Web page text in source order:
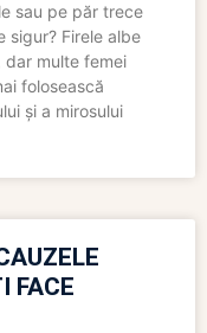
sau pe păr trece
sigur? Firele albe
dar multe femei
folosească
și a mirosului
FACE